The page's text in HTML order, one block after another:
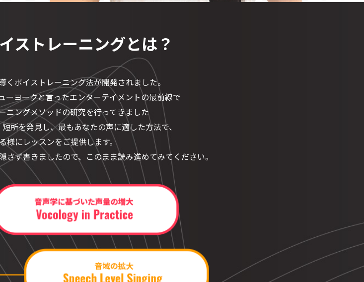
ストレーニングとは？
く ボイストレーニング法が開発されました。
ーヨークと言ったエンターテイメントの最前線で
ニングメソッドの研究を行ってきました
短所を発見し、最もあなたの声に適した方法で、
様にレッスンをご提供します。
さず書きましたので、 このまま読み進めてみてください。